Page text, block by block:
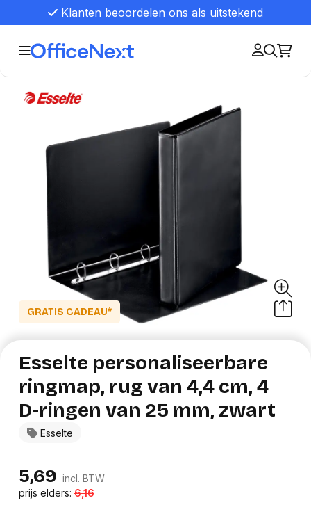
Klanten beoordelen ons als uitstekend
GRATIS CADEAU*
Esselte
Esselte personaliseerbare
ringmap, rug van 4,4 cm, 4
D-ringen van 25 mm, zwart
5,69 incl. BTW
prijs elders:6,16